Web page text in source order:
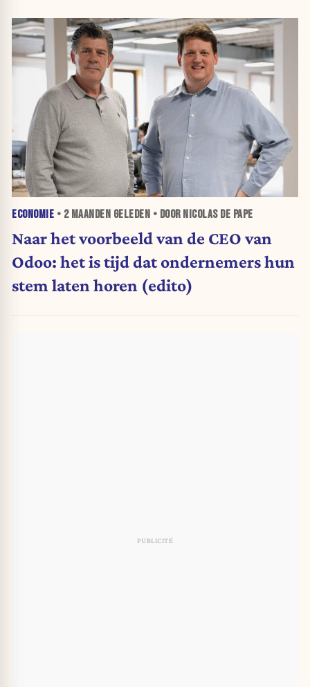
ECONOMIE • 2 MAANDEN GELEDEN • DOOR NICOLAS DE PAPE
Naar het voorbeeld van de CEO van
Odoo: het is tijd dat ondernemers hun
stem laten horen (edito)